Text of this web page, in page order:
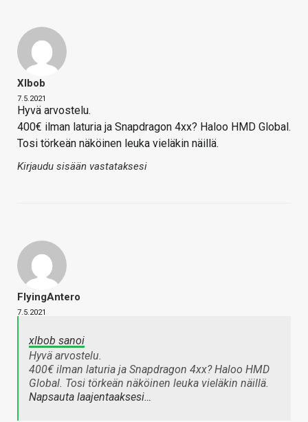
Xlbob
7.5.2021
Hyvä arvostelu.
400€ ilman laturia ja Snapdragon 4xx? Haloo HMD Global.
Tosi törkeän näköinen leuka vieläkin näillä.
Kirjaudu sisään vastataksesi
FlyingAntero
7.5.2021
xlbob sanoi
Hyvä arvostelu.
400€ ilman laturia ja Snapdragon 4xx? Haloo HMD
Global. Tosi törkeän näköinen leuka vieläkin näillä.
Napsauta laajentaaksesi…